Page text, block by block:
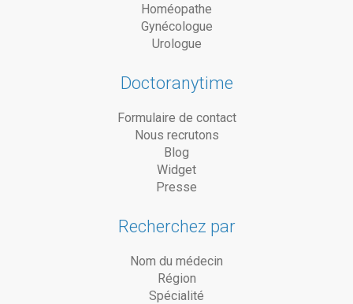
Homéopathe
Gynécologue
Urologue
Doctoranytime
Formulaire de contact
Nous recrutons
Blog
Widget
Presse
Recherchez par
Nom du médecin
Région
Spécialité